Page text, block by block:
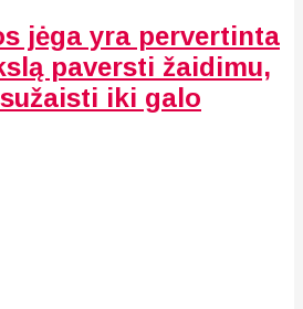
jėga yra pervertinta
paversti žaidimu,
iki galo